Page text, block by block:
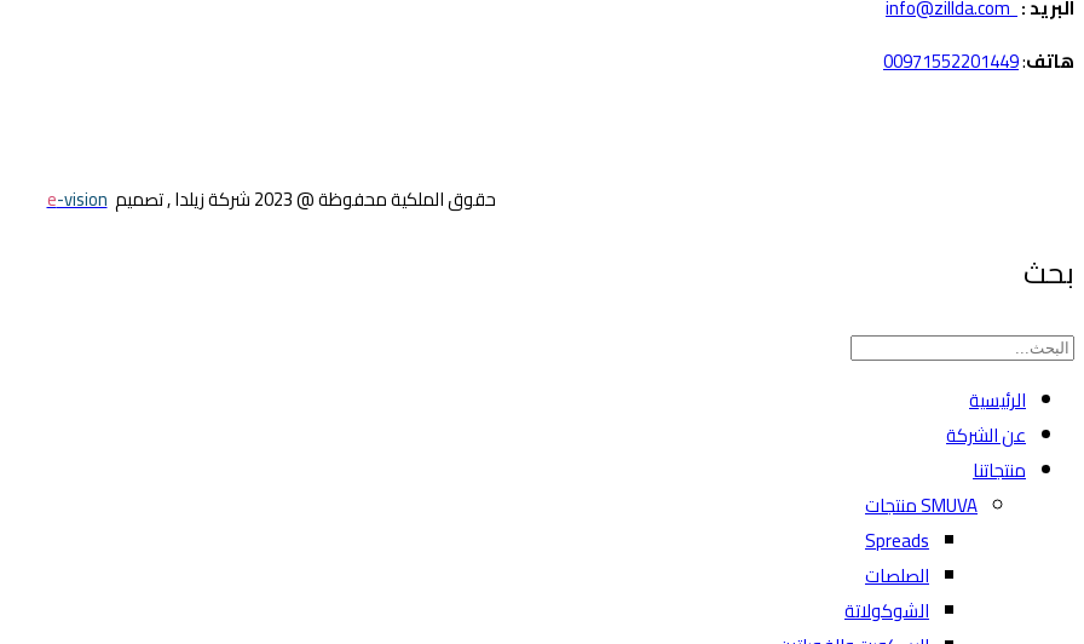
البريد :info@zillda.com
هاتف:
00971552201449
حقوق الملكية محفوظة @ 2023 شركة زيلدا , تصميم e-vision
بحث
الرئيسية
عن الشركة
منتجاتنا
SMUVA منتجات
Spreads
الصلصات
الشوكولاتة